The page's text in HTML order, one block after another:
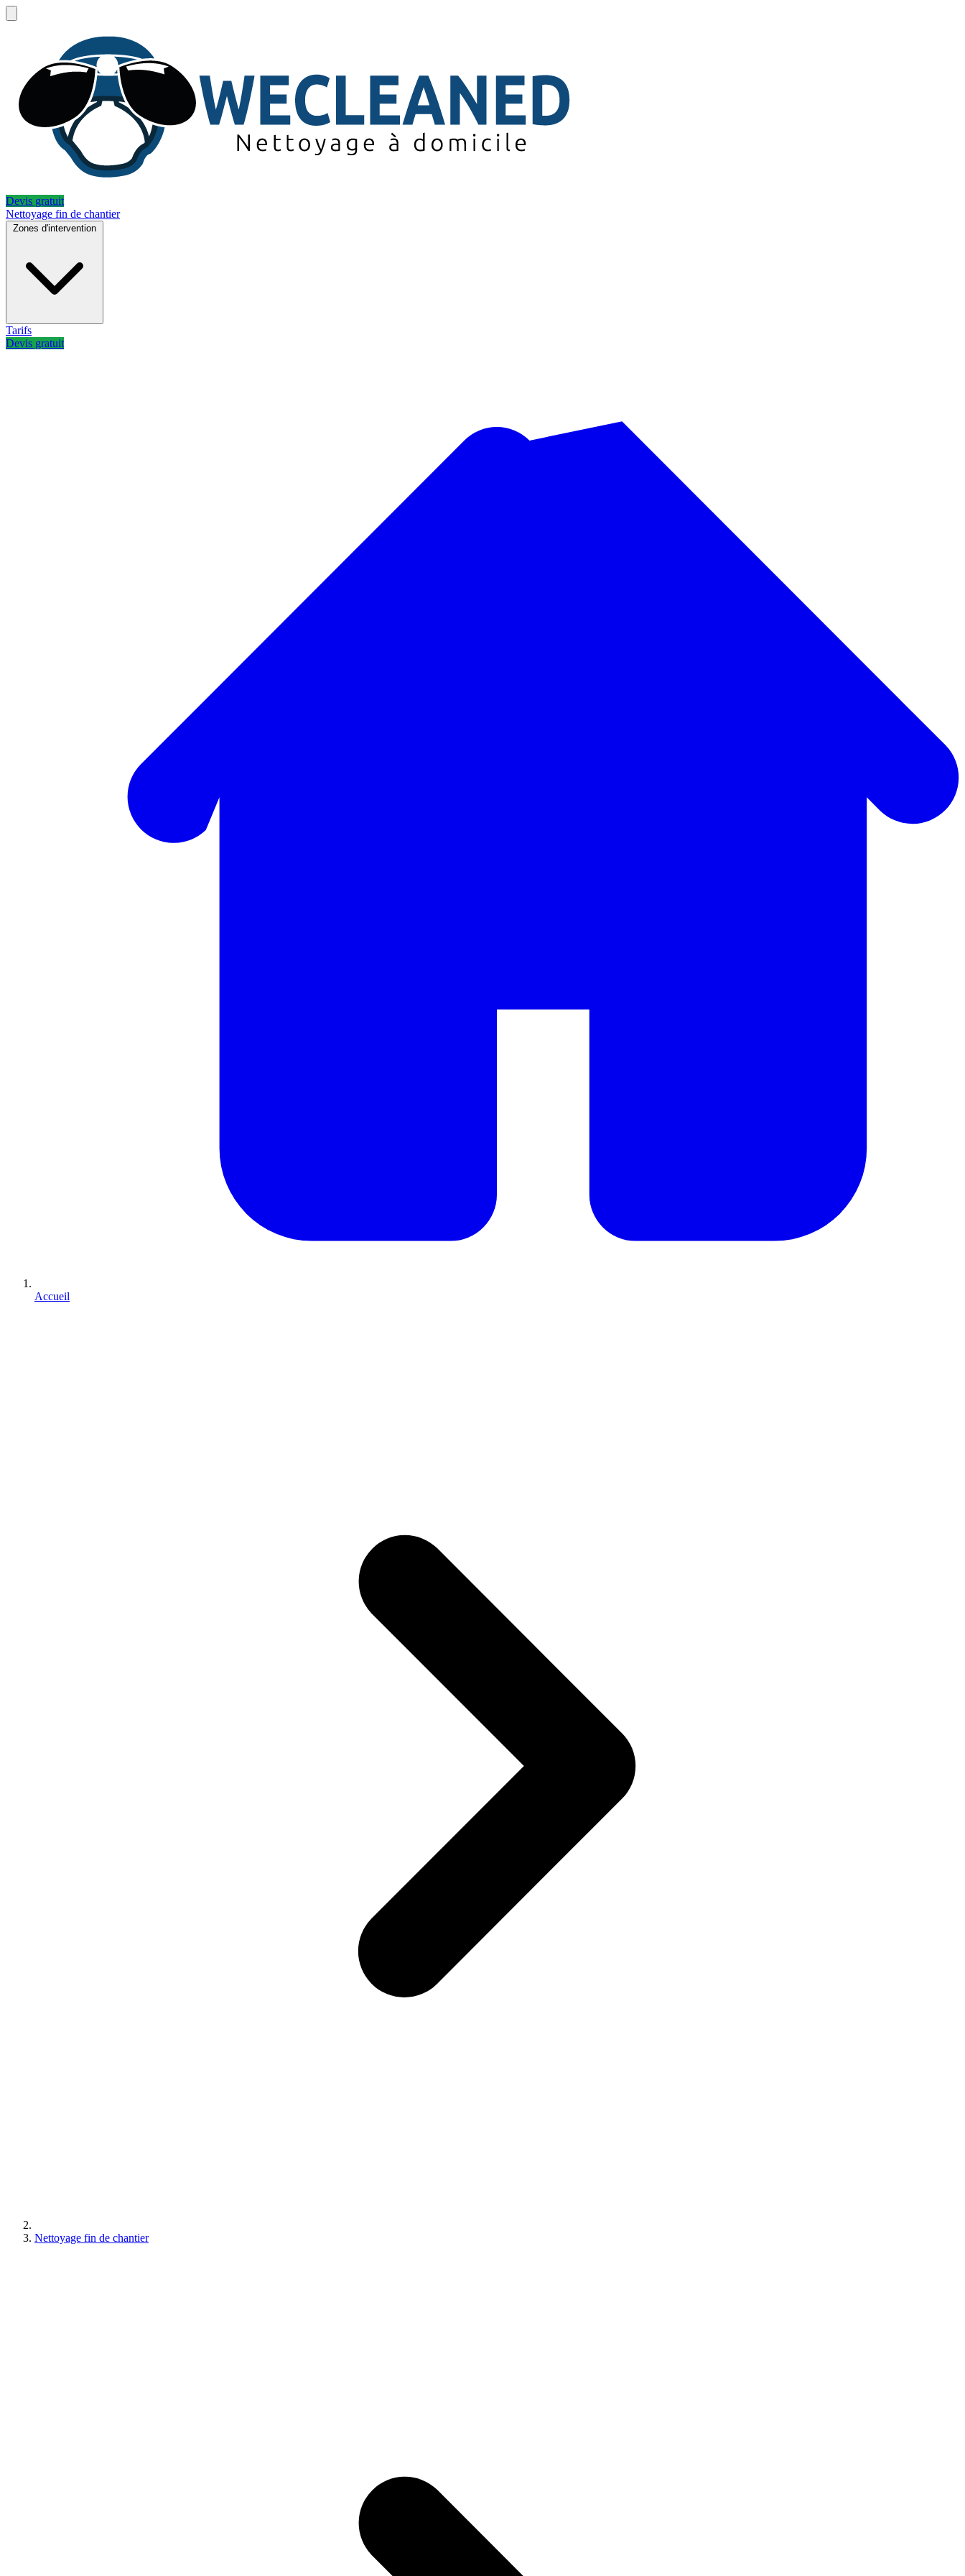
Devis gratuit
Nettoyage fin de chantier
Zones d'intervention
Tarifs
Devis gratuit
Accueil
Nettoyage fin de chantier